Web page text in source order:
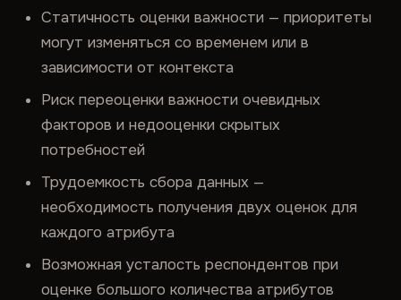
Статичность оценки важности — приоритеты
могут изменяться со временем или в
зависимости от контекста
Риск переоценки важности очевидных
факторов и недооценки скрытых
потребностей
Трудоемкость сбора данных —
необходимость получения двух оценок для
каждого атрибута
Возможная усталость респондентов при
оценке большого количества атрибутов